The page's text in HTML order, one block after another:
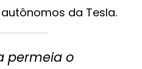
da Tesla.
permeia o